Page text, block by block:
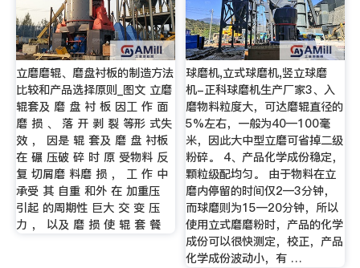
立磨磨辊、磨盘衬板的制造方法
比较和产品选择原则_图文 立磨
辊套及 磨 盘 衬 板 因工 作 面
磨 损 、 落 开 剥 裂 等形 式失
效 ， 因是 辊 套及 磨 盘 衬板
在 碾 压破 碎 时 原 受物料 反
复 切屑磨 料磨 损 ， 工 作 中
承受 其 自重 和外 在 加重压
引起 的周期性 巨大 交 变 压
力 ， 以及 磨 损 使 辊 套 餐
球磨机,立式球磨机,竖立球磨
机-正科球磨机生产厂家3、入
磨物料粒度大，可达磨辊直径的
5%左右，一般为40—100毫
米，因此大中型立磨可省掉二级
粉碎。 4、产品化学成份稳定，
颗粒级配均匀。 由于物料在立
磨内停留的时间仅2—3分钟，
而球磨则为15—20分钟，所以
使用立式磨磨粉时，产品的化学
成份可以很快测定，校正，产品
化学成份波动小，有 …